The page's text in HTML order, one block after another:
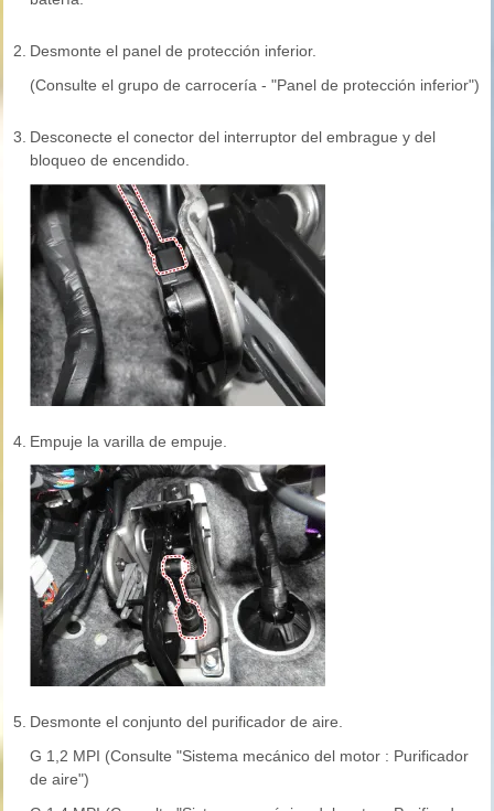
2. Desmonte el panel de protección inferior.
(Consulte el grupo de carrocería - "Panel de protección inferior")
3. Desconecte el conector del interruptor del embrague y del
bloqueo de encendido.
4. Empuje la varilla de empuje.
5. Desmonte el conjunto del purificador de aire.
G 1,2 MPI (Consulte "Sistema mecánico del motor : Purificador
de aire")